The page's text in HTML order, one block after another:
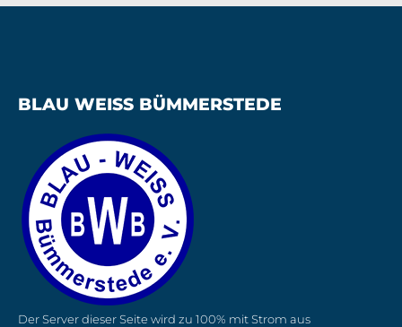
BLAU WEISS BÜMMERSTEDE
Der Server dieser Seite wird zu 100% mit Strom aus